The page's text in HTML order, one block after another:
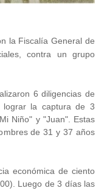
la Fiscalía General de
contra un grupo
6 diligencias de
la captura de 3
Niño" y "Juan". Estas
de 31 y 37 años
económica de ciento
Luego de 3 días las